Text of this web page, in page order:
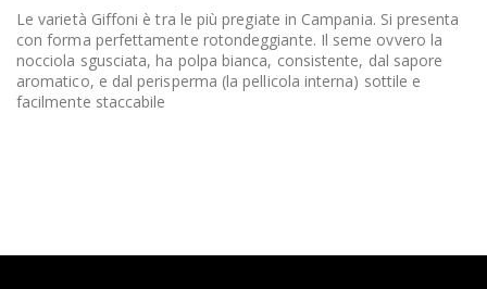
Le varietà Giffoni è tra le più pregiate in Campania. Si presenta
con forma perfettamente rotondeggiante. Il seme ovvero la
nocciola sgusciata, ha polpa bianca, consistente, dal sapore
aromatico, e dal perisperma (la pellicola interna) sottile e
facilmente staccabile